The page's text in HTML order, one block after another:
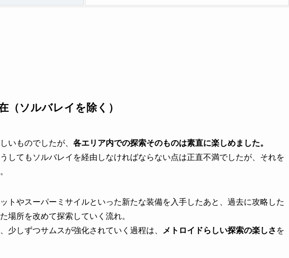
（ソルバレイを除く）
いものでしたが、 各エリア内での探索そのものは素直に楽しめました。
してもソルバレイを経由しなければならない点は正直不満でしたが、それを
トやスーパーミサイルといった新たな装備を入手したあと、過去に攻略した
場所を改めて探索していく流れ。
少しずつサムスが強化されていく過程は、
メトロイドらしい探索の楽しさ を